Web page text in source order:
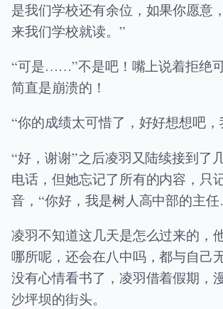
是我们学校还有余位，如果你愿意
来我们学校就读。”
“可是……”不是吧！嘴上说着拒绝
简直是崩溃的！
“你的成绩太可惜了，好好想想吧
“好，谢谢”之后凌羽又陆续接到了
电话，但她忘记了所有的内容，只
音，“你好，我是树人高中部的主
凌羽不知道这几天是怎么过来的，
哪所呢，还会在八中吗，都与自己
没有心情看书了，凌羽借着假期，
沙坪坝的街头。